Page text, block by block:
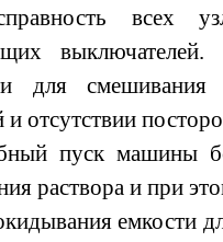
всех
выключателей.
для смешивания
и отсутствии
пуск машины
раствора и при
емкости